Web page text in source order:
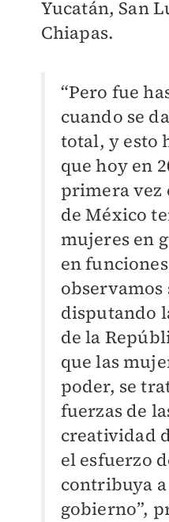
Yucatán, San
Chiapas.
“Pero fue
cuando se
total, y esto
que hoy en
primera vez
de México
mujeres en
en
disputando
de la
que las
poder, se
fuerzas de
creatividad
el esfuerzo
contribuya
gobierno”,